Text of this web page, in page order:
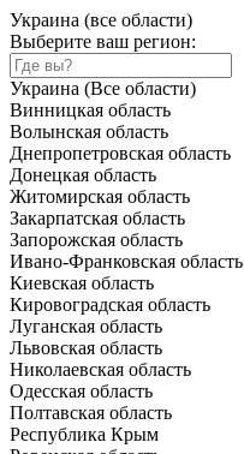
Украина (все области)
Выберите ваш регион:
Украина (Все области)
Винницкая область
Волынская область
Днепропетровская область
Донецкая область
Житомирская область
Закарпатская область
Запорожская область
Ивано-Франковская область
Киевская область
Кировоградская область
Луганская область
Львовская область
Николаевская область
Одесская область
Полтавская область
Республика Крым